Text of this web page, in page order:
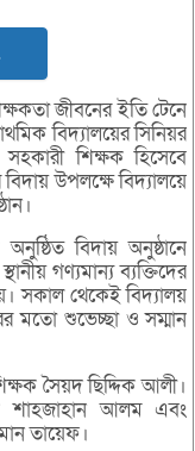
জীবনের ইতি টেনে
বিদ্যালয়ের সিনিয়র
শিক্ষক হিসেবে
উপলক্ষে বিদ্যালয়ে
বিদায় অনুষ্ঠানে
গণ্যমান্য ব্যক্তিদের
সকাল থেকেই বিদ্যালয়
মতো শুভেচ্ছা ও সম্মান
সৈয়দ ছিদ্দিক আলী।
শাহজাহান আলম এবং
তায়েফ।